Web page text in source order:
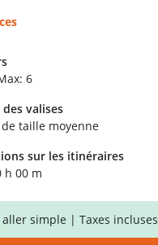
6
valises
taille moyenne
sur les itinéraires
h 00 m
aller simple | Taxes incluses